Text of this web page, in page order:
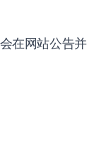
在网站公告并